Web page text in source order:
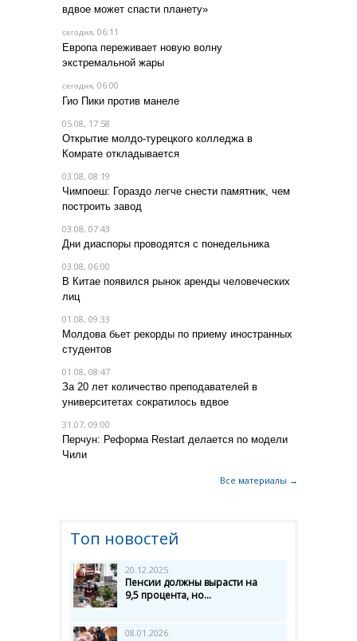
вдвое может спасти планету»
сегодня, 06:11
Европа переживает новую волну
экстремальной жары
сегодня, 06:00
Гио Пики против манеле
05.08, 17:58
Открытие молдо-турецкого колледжа в
Комрате откладывается
03.08, 08:19
Чимпоеш: Гораздо легче снести памятник, чем
построить завод
03.08, 07:43
Дни диаспоры проводятся с понедельника
03.08, 06:00
В Китае появился рынок аренды человеческих
лиц
01.08, 09:33
Молдова бьет рекорды по приему иностранных
студентов
01.08, 08:47
За 20 лет количество преподавателей в
университетах сократилось вдвое
31.07, 09:00
Перчун: Реформа Restart делается по модели
Чили
Все материалы →
Топ новостей
20.12.2025
Пенсии должны вырасти на
9,5 процента, но...
08.01.2026